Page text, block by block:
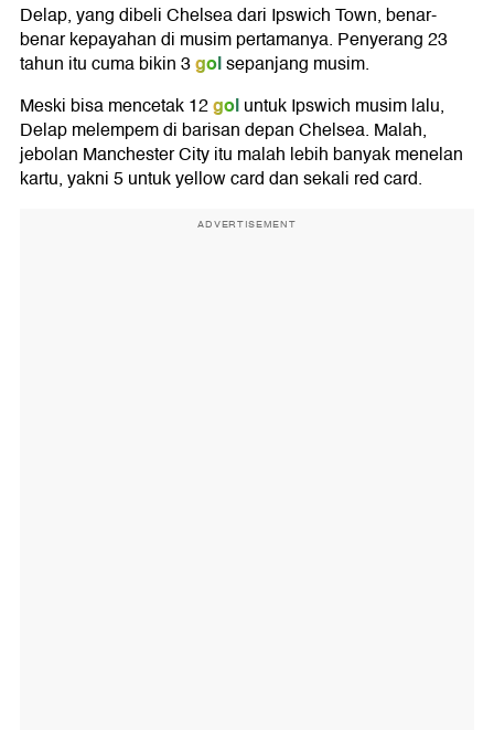
Delap, yang dibeli Chelsea dari Ipswich Town, benar-
benar kepayahan di musim pertamanya. Penyerang 23
tahun itu cuma bikin 3golsepanjang musim.
Meski bisa mencetak 12goluntuk Ipswich musim lalu,
Delap melempem di barisan depan Chelsea. Malah,
jebolan Manchester City itu malah lebih banyak menelan
kartu, yakni 5 untuk yellow card dan sekali red card.
ADVERTISEMENT